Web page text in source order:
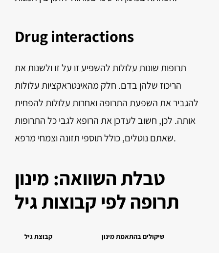
Drug interactions
תרופות שונות עלולות להשפיע זו על זו ולשנות את
הריכוז שלהן בדם. חלק מהאינטראקציות עלולות
להגביר את השפעת התרופה ואחרות עלולות להפחית
אותה. לכן, חשוב לעדכן את הרופא לגבי כל התרופות
שאתם נוטלים, כולל תוספי תזונה וצמחי מרפא.
טבלת השוואה: מינון
תרופה לפי קבוצות גיל
קבוצת גיל שיקולים בהתאמת מינון